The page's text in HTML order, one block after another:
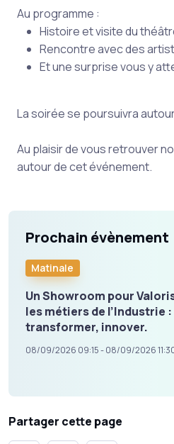
Au programme :
Histoire et visite du
Rencontre avec des
Et une surprise vous y
La soirée se poursuivra
Au plaisir de vous retrouver
autour de cet événement.
Prochain évènement
Matinale
Un Showroom pour
les métiers de l’Industrie
transformer, innover.
08/09/2026 09:15 - 08/09/2026
Partager cette page